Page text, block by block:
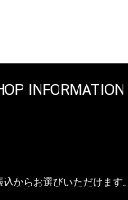
INFORMATION
からお選びいただけます。